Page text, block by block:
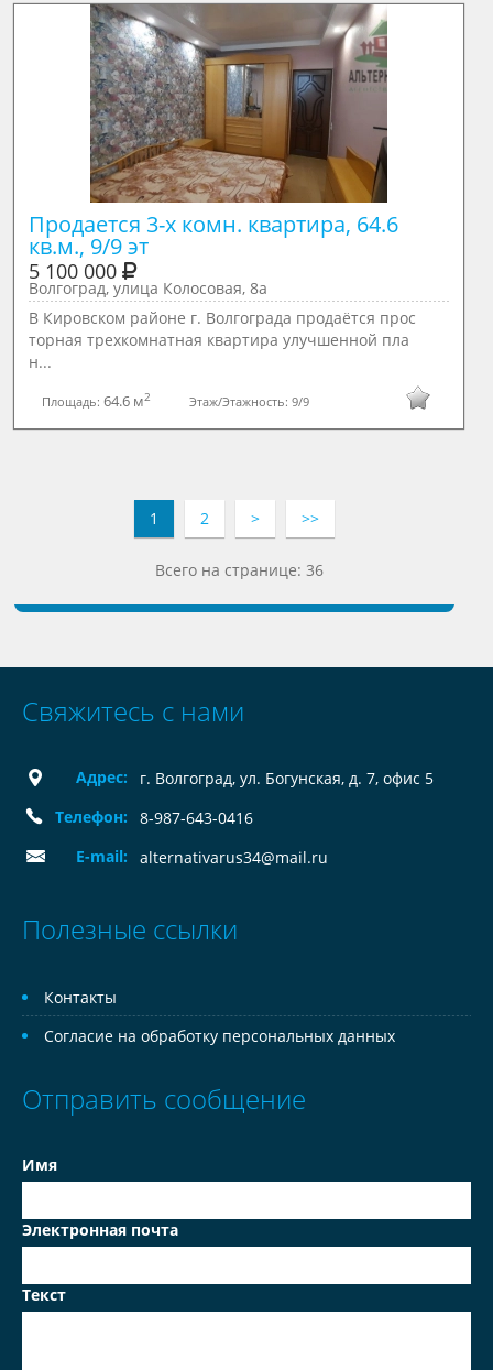
Продается 3-х комн. квартира, 64.6
кв.м., 9/9 эт
5 100 000
Волгоград, улица Колосовая, 8а
В Кировском районе г. Волгограда продаётся прос
торная трехкомнатная квартира улучшенной пла
н...
Площадь:64.6 м2 Этаж/Этажность:9/9
1 2 > >>
Всего на странице: 36
Свяжитесь с нами
Адрес:
г. Волгоград, ул. Богунская, д. 7, офис 5
Телефон:
8-987-643-0416
E-mail:
alternativarus34@mail.ru
Полезные ссылки
Контакты
Согласие на обработку персональных данных
Отправить сообщение
Имя
Электронная почта
Текст